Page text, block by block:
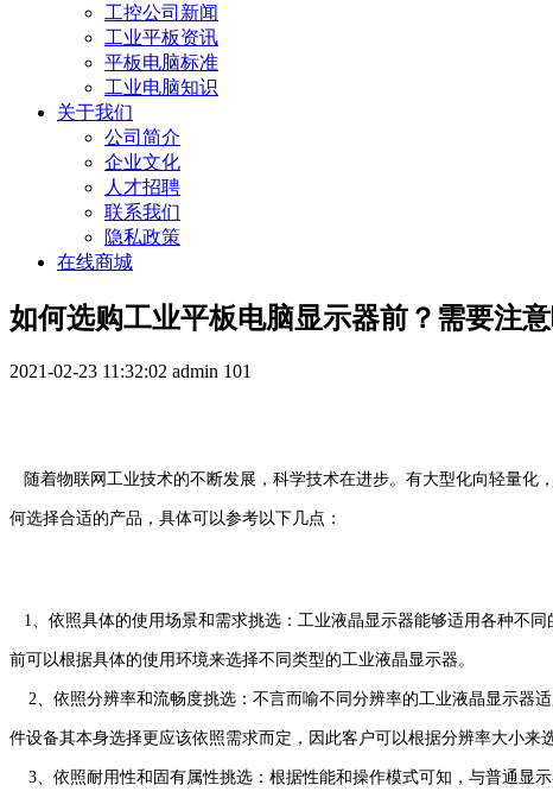
工控公司新闻
工业平板资讯
平板电脑标准
工业电脑知识
关于我们
公司简介
企业文化
人才招聘
联系我们
隐私政策
在线商城
如何选购工业平板电脑显示器前？需要注
2021-02-23 11:32:02 admin 101
随着物联网工业技术的不断发展，科学技术在进步。有大型化向轻量化
何选择合适的产品，具体可以参考以下几点：
1、依照具体的使用场景和需求挑选：工业液晶显示器能够适用各种不
前可以根据具体的使用环境来选择不同类型的工业液晶显示器。
2、依照分辨率和流畅度挑选：不言而喻不同分辨率的工业液晶显示器
件设备其本身选择更应该依照需求而定，因此客户可以根据分辨率大小来
3、依照耐用性和固有属性挑选：根据性能和操作模式可知，与普通显